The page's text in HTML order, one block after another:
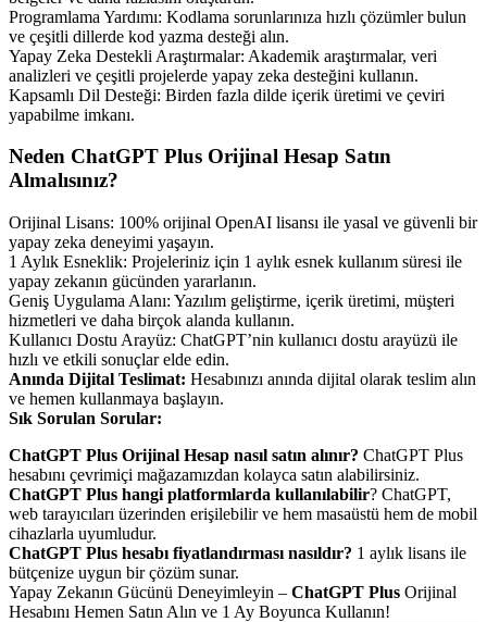
Programlama Yardımı: Kodlama sorunlarınıza hızlı çözümler bulun
ve çeşitli dillerde kod yazma desteği alın.
Yapay Zeka Destekli Araştırmalar: Akademik araştırmalar, veri
analizleri ve çeşitli projelerde yapay zeka desteğini kullanın.
Kapsamlı Dil Desteği: Birden fazla dilde içerik üretimi ve çeviri
yapabilme imkanı.
Neden ChatGPT Plus Orijinal Hesap Satın
Almalısınız?
Orijinal Lisans: 100% orijinal OpenAI lisansı ile yasal ve güvenli bir
yapay zeka deneyimi yaşayın.
1 Aylık Esneklik: Projeleriniz için 1 aylık esnek kullanım süresi ile
yapay zekanın gücünden yararlanın.
Geniş Uygulama Alanı: Yazılım geliştirme, içerik üretimi, müşteri
hizmetleri ve daha birçok alanda kullanın.
Kullanıcı Dostu Arayüz: ChatGPT’nin kullanıcı dostu arayüzü ile
hızlı ve etkili sonuçlar elde edin.
Anında Dijital Teslimat: Hesabınızı anında dijital olarak teslim alın
ve hemen kullanmaya başlayın.
Sık Sorulan Sorular:
ChatGPT Plus Orijinal Hesap nasıl satın alınır? ChatGPT Plus
hesabını çevrimiçi mağazamızdan kolayca satın alabilirsiniz.
ChatGPT Plus hangi platformlarda kullanılabilir? ChatGPT,
web tarayıcıları üzerinden erişilebilir ve hem masaüstü hem de mobil
cihazlarla uyumludur.
ChatGPT Plus hesabı fiyatlandırması nasıldır? 1 aylık lisans ile
bütçenize uygun bir çözüm sunar.
Yapay Zekanın Gücünü Deneyimleyin – ChatGPT Plus Orijinal
Hesabını Hemen Satın Alın ve 1 Ay Boyunca Kullanın!